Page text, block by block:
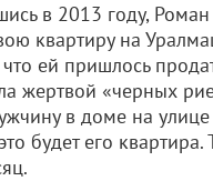
в 2013 году,
квартиру на
что ей пришлось
жертвой «черных
в доме на
будет его квартира.